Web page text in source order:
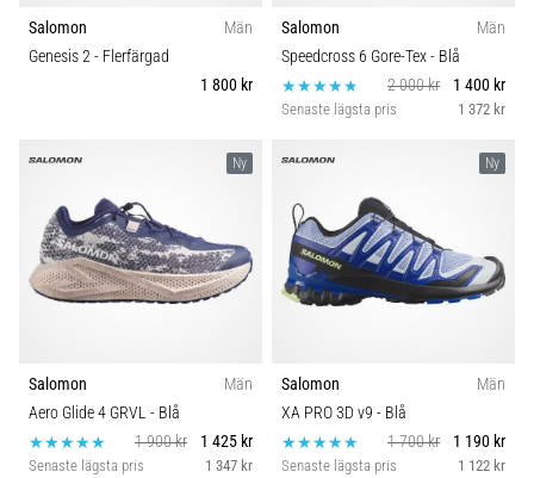
Salomon
Män
Genesis 2- Flerfärgad
1 800 kr
Salomon
Män
Speedcross 6 Gore-Tex- Blå
2 000 kr
1 400 kr
Senaste lägsta pris 1 372 kr
Ny
Salomon
Män
Aero Glide 4 GRVL - Blå
1 900 kr
1 425 kr
Senaste lägsta pris 1 347 kr
Ny
Salomon
Män
XA PRO 3D v9 - Blå
1 700 kr
1 190 kr
Senaste lägsta pris 1 122 kr